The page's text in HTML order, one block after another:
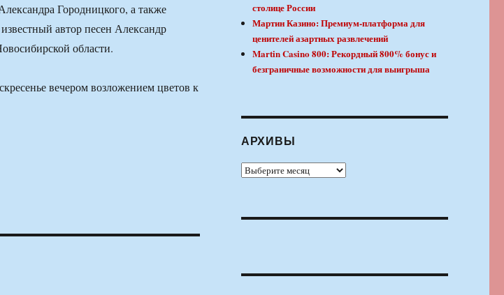
Городницкого, а также
автор песен Александр
области.
вечером возложением цветов к
столице России
Мартин Казино: Премиум-платформа для
ценителей азартных развлечений
Martin Casino 800: Рекордный 800% бонус и
безграничные возможности для выигрыша
АРХИВЫ
Архивы